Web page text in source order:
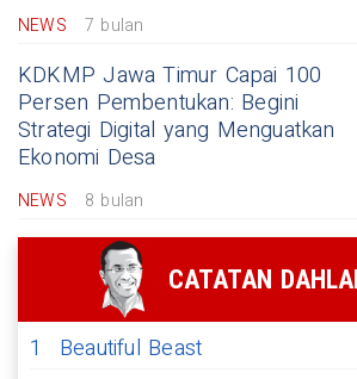
NEWS 7 bulan
KDKMP Jawa Timur Capai 100
Persen Pembentukan: Begini
Strategi Digital yang Menguatkan
Ekonomi Desa
NEWS 8 bulan
CATATAN
1
Beautiful Beast